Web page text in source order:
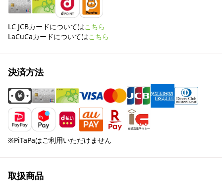
LC JCBカードについてはこちら
LaCuCaカードについてはこちら
決済方法
※PiTaPaはご利用いただけません
取扱商品